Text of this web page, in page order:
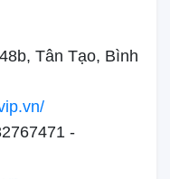
Tân Tạo, Bình
-